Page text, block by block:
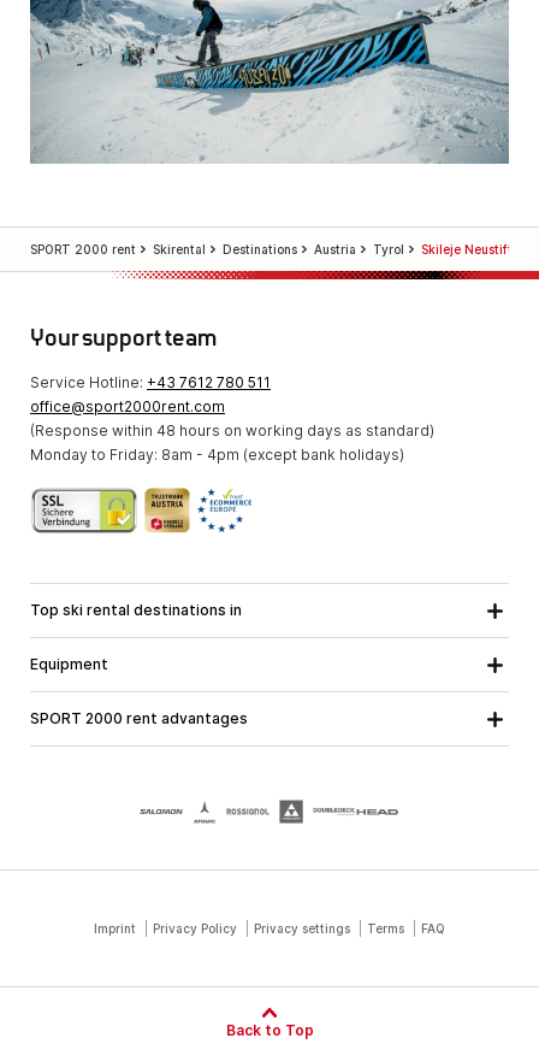
SPORT 2000 rent Skirental Destinations Austria Tyrol Skileje Neustift
Your support team
Service Hotline: +43 7612 780 511
office@sport2000rent.com
(Response within 48 hours on working days as standard)
Monday to Friday: 8am - 4pm (except bank holidays)
Top ski rental destinations in
Styria
Vorarlberg
Equipment
Cross country equipment
SPORT 2000 rent advantages
Imprint Privacy Policy Privacy settings Terms FAQ
Back to Top